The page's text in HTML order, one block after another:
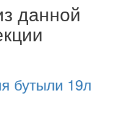
данной
бутыли 19л